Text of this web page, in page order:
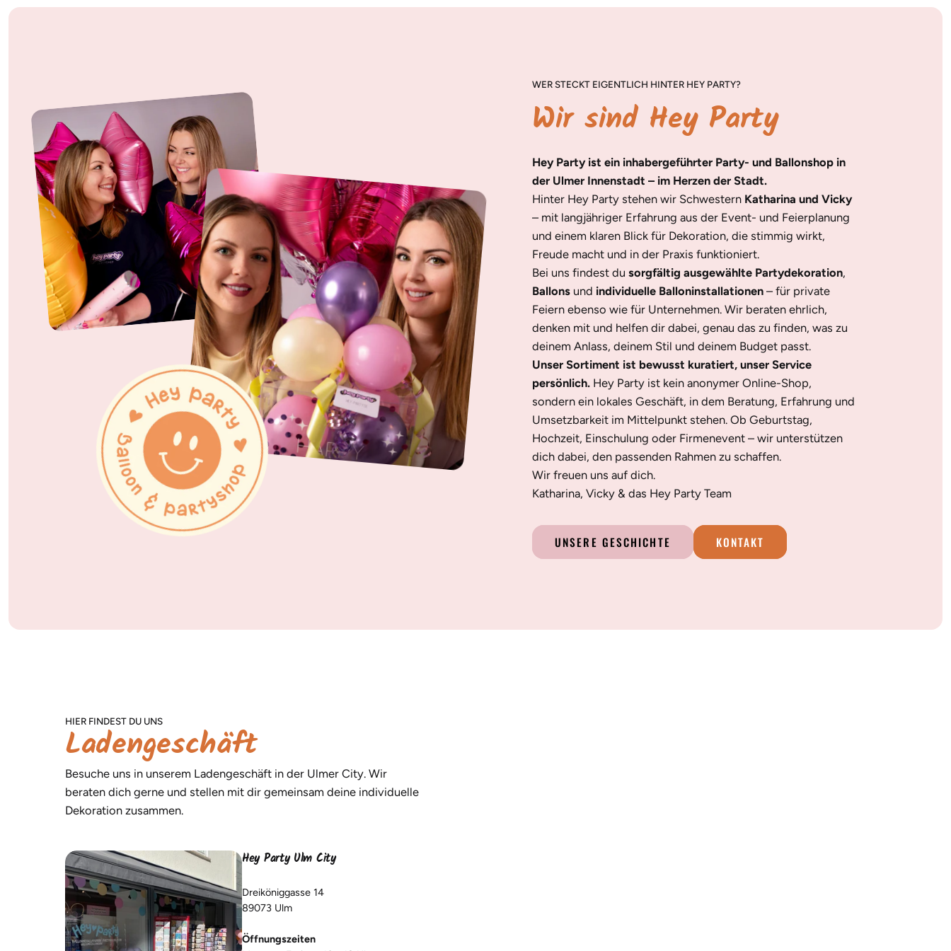
WER STECKT EIGENTLICH HINTER HEY PARTY?
Wir sind Hey Party
Hey Party ist ein inhabergeführter Party- und Ballonshop in
der Ulmer Innenstadt – im Herzen der Stadt.
Hinter Hey Party stehen wir Schwestern Katharina und Vicky
– mit langjähriger Erfahrung aus der Event- und Feierplanung
und einem klaren Blick für Dekoration, die stimmig wirkt,
Freude macht und in der Praxis funktioniert.
Bei uns findest du sorgfältig ausgewählte Partydekoration,
Ballons und individuelle Balloninstallationen – für private
Feiern ebenso wie für Unternehmen. Wir beraten ehrlich,
denken mit und helfen dir dabei, genau das zu finden, was zu
deinem Anlass, deinem Stil und deinem Budget passt.
Unser Sortiment ist bewusst kuratiert, unser Service
persönlich. Hey Party ist kein anonymer Online-Shop,
sondern ein lokales Geschäft, in dem Beratung, Erfahrung und
Umsetzbarkeit im Mittelpunkt stehen. Ob Geburtstag,
Hochzeit, Einschulung oder Firmenevent – wir unterstützen
dich dabei, den passenden Rahmen zu schaffen.
Wir freuen uns auf dich.
Katharina, Vicky & das Hey Party Team
UNSERE GESCHICHTE KONTAKT
HIER FINDEST DU UNS
Ladengeschäft
Besuche uns in unserem Ladengeschäft in der Ulmer City. Wir
beraten dich gerne und stellen mit dir gemeinsam deine individuelle
Dekoration zusammen.
Hey Party Ulm City
Dreiköniggasse 14
89073 Ulm
Öffnungszeiten